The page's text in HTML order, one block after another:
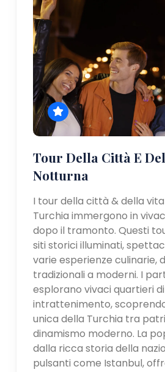
Tour Della Città E
Notturna
I tour della città & della
Turchia immergono in
dopo il tramonto. Questi
siti storici illuminati,
varie esperienze culinarie,
tradizionali a moderni. I
esplorano vivaci quartieri di
intrattenimento,
unica della Turchia tra
dinamismo moderno. La
dalla ricca storia della
pulsanti come Istanbul,